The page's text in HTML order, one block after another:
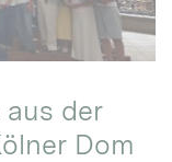
der
Dom